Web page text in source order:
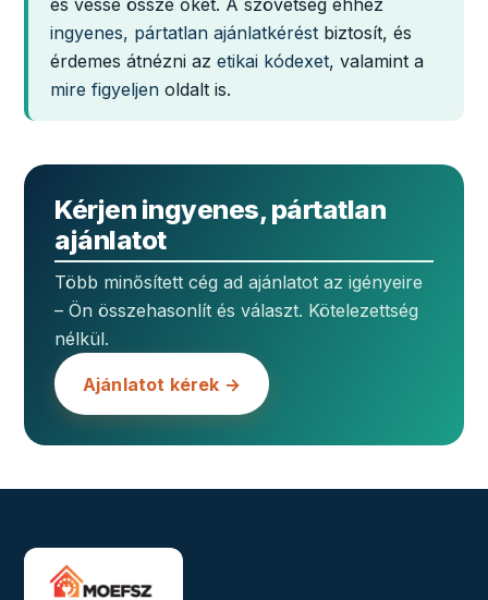
ingyenes, pártatlan ajánlatkérést biztosít, és
érdemes átnézni az etikai kódexet, valamint a
mire figyeljen oldalt is.
Kérjen ingyenes, pártatlan
ajánlatot
Több minősített cég ad ajánlatot az igényeire
– Ön összehasonlít és választ. Kötelezettség
nélkül.
Ajánlatot kérek →